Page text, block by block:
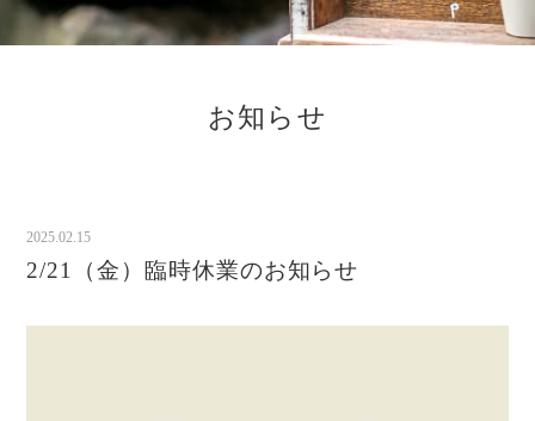
お知らせ
2025.02.15
2/21（金）臨時休業のお知らせ